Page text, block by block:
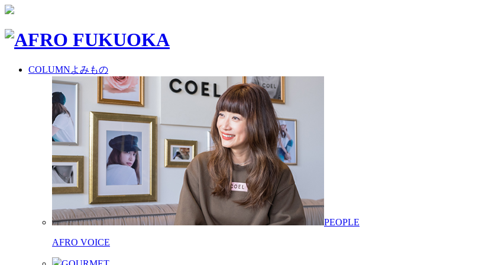
COLUMNよみもの
PEOPLE
AFRO VOICE